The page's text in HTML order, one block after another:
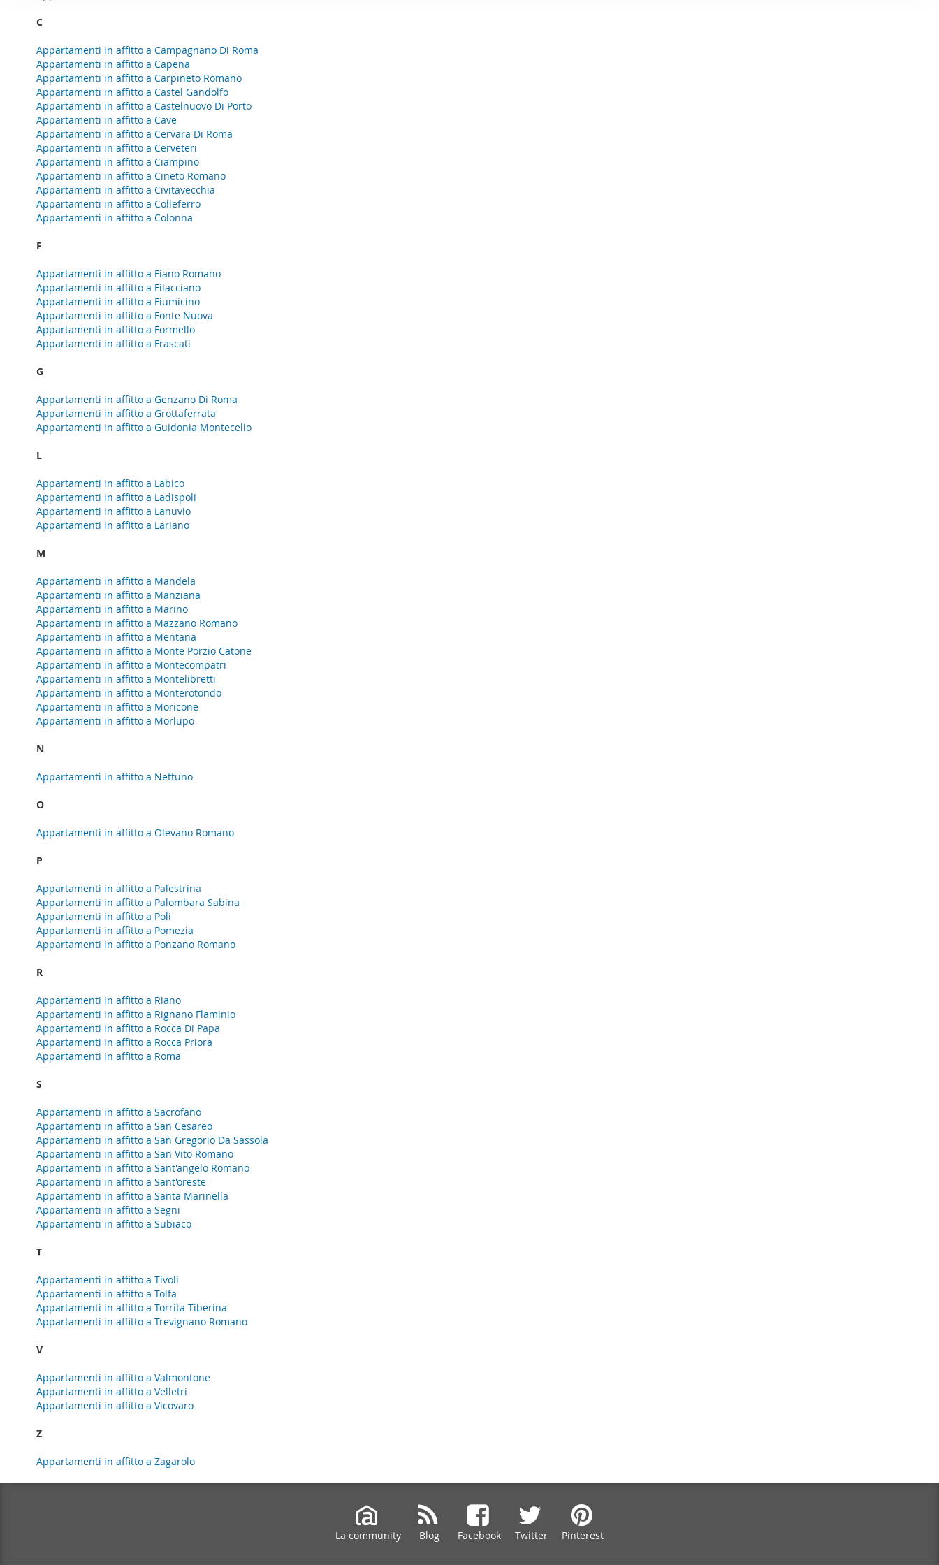
combinarle con altre informazioni che ha fornito loro o che hanno raccolto dal suo utilizzo dei loro
servizi.
d
e
l
c
n
s
e
n
s
o
C
Appartamenti in affitto a Campagnano Di Roma
Appartamenti in affitto a Capena
Appartamenti in affitto a Carpineto Romano
Appartamenti in affitto a Castel Gandolfo
Appartamenti in affitto a Castelnuovo Di Porto
Appartamenti in affitto a Cave
Appartamenti in affitto a Cervara Di Roma
Appartamenti in affitto a Cerveteri
Appartamenti in affitto a Ciampino
Appartamenti in affitto a Cineto Romano
Appartamenti in affitto a Civitavecchia
Appartamenti in affitto a Colleferro
Appartamenti in affitto a Colonna
F
Appartamenti in affitto a Fiano Romano
Appartamenti in affitto a Filacciano
Appartamenti in affitto a Fiumicino
Appartamenti in affitto a Fonte Nuova
Appartamenti in affitto a Formello
Appartamenti in affitto a Frascati
G
Appartamenti in affitto a Genzano Di Roma
Appartamenti in affitto a Grottaferrata
Appartamenti in affitto a Guidonia Montecelio
L
Appartamenti in affitto a Labico
Appartamenti in affitto a Ladispoli
Appartamenti in affitto a Lanuvio
Appartamenti in affitto a Lariano
M
Appartamenti in affitto a Mandela
Appartamenti in affitto a Manziana
Appartamenti in affitto a Marino
Appartamenti in affitto a Mazzano Romano
Appartamenti in affitto a Mentana
Appartamenti in affitto a Monte Porzio Catone
Appartamenti in affitto a Montecompatri
Appartamenti in affitto a Montelibretti
Appartamenti in affitto a Monterotondo
Appartamenti in affitto a Moricone
Appartamenti in affitto a Morlupo
N
Appartamenti in affitto a Nettuno
O
Appartamenti in affitto a Olevano Romano
P
Appartamenti in affitto a Palestrina
Appartamenti in affitto a Palombara Sabina
Appartamenti in affitto a Poli
Appartamenti in affitto a Pomezia
Appartamenti in affitto a Ponzano Romano
R
Appartamenti in affitto a Riano
Appartamenti in affitto a Rignano Flaminio
Appartamenti in affitto a Rocca Di Papa
Appartamenti in affitto a Rocca Priora
Appartamenti in affitto a Roma
S
Appartamenti in affitto a Sacrofano
Appartamenti in affitto a San Cesareo
Appartamenti in affitto a San Gregorio Da Sassola
Appartamenti in affitto a San Vito Romano
Appartamenti in affitto a Sant'angelo Romano
Appartamenti in affitto a Sant'oreste
Appartamenti in affitto a Santa Marinella
Appartamenti in affitto a Segni
Appartamenti in affitto a Subiaco
T
Appartamenti in affitto a Tivoli
Appartamenti in affitto a Tolfa
Appartamenti in affitto a Torrita Tiberina
Appartamenti in affitto a Trevignano Romano
V
Appartamenti in affitto a Valmontone
Appartamenti in affitto a Velletri
Appartamenti in affitto a Vicovaro
Z
Appartamenti in affitto a Zagarolo
La community Blog Facebook Twitter Pinterest